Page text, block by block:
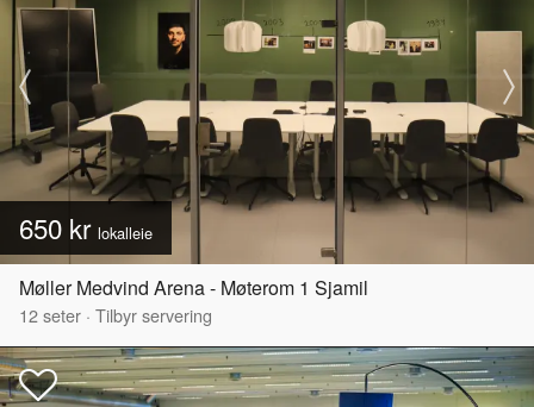
650 kr lokalleie
Møller Medvind Arena - Møterom 1 Sjamil
12seter · Tilbyr servering